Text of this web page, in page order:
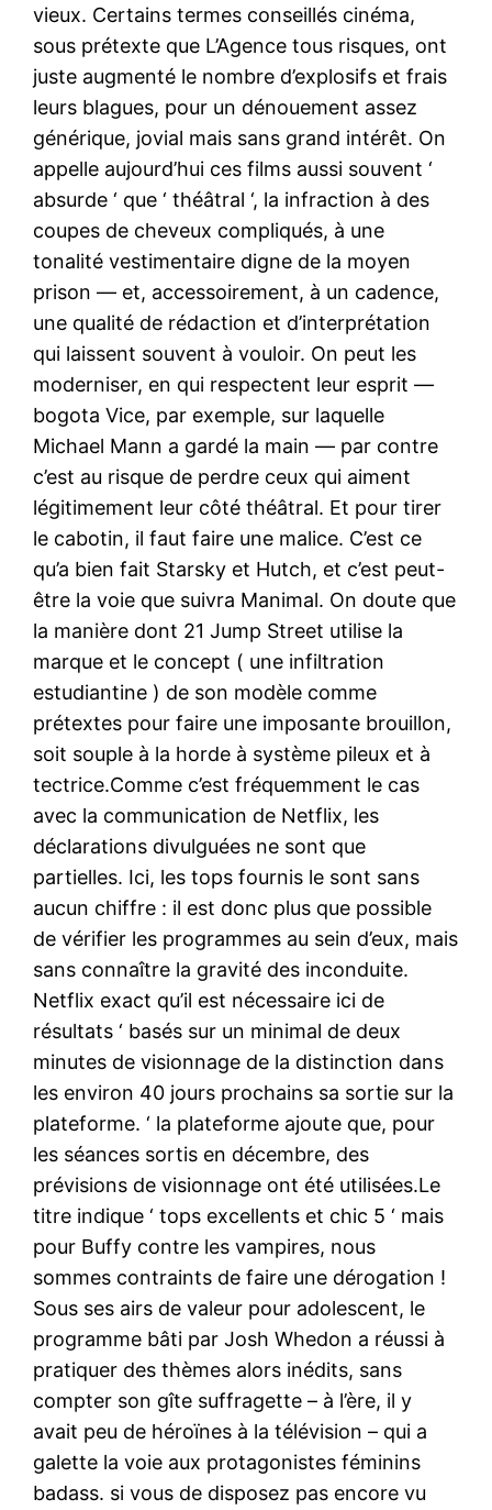
vieux. Certains termes conseillés cinéma,
sous prétexte que L’Agence tous risques, ont
juste augmenté le nombre d’explosifs et frais
leurs blagues, pour un dénouement assez
générique, jovial mais sans grand intérêt. On
appelle aujourd’hui ces films aussi souvent ‘
absurde ‘ que ‘ théâtral ‘, la infraction à des
coupes de cheveux compliqués, à une
tonalité vestimentaire digne de la moyen
prison — et, accessoirement, à un cadence,
une qualité de rédaction et d’interprétation
qui laissent souvent à vouloir. On peut les
moderniser, en qui respectent leur esprit —
bogota Vice, par exemple, sur laquelle
Michael Mann a gardé la main — par contre
c’est au risque de perdre ceux qui aiment
légitimement leur côté théâtral. Et pour tirer
le cabotin, il faut faire une malice. C’est ce
qu’a bien fait Starsky et Hutch, et c’est peut-
être la voie que suivra Manimal. On doute que
la manière dont 21 Jump Street utilise la
marque et le concept ( une infiltration
estudiantine ) de son modèle comme
prétextes pour faire une imposante brouillon,
soit souple à la horde à système pileux et à
tectrice.Comme c’est fréquemment le cas
avec la communication de Netflix, les
déclarations divulguées ne sont que
partielles. Ici, les tops fournis le sont sans
aucun chiffre : il est donc plus que possible
de vérifier les programmes au sein d’eux, mais
sans connaître la gravité des inconduite.
Netflix exact qu’il est nécessaire ici de
résultats ‘ basés sur un minimal de deux
minutes de visionnage de la distinction dans
les environ 40 jours prochains sa sortie sur la
plateforme. ‘ la plateforme ajoute que, pour
les séances sortis en décembre, des
prévisions de visionnage ont été utilisées.Le
titre indique ‘ tops excellents et chic 5 ‘ mais
pour Buffy contre les vampires, nous
sommes contraints de faire une dérogation !
Sous ses airs de valeur pour adolescent, le
programme bâti par Josh Whedon a réussi à
pratiquer des thèmes alors inédits, sans
compter son gîte suffragette – à l’ère, il y
avait peu de héroïnes à la télévision – qui a
galette la voie aux protagonistes féminins
badass. si vous de disposez pas encore vu